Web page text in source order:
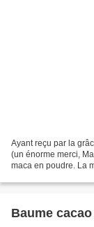
Ayant reçu par la
(un énorme merci,
maca en poudre. La
Baume